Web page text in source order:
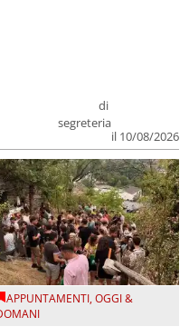
di
segreteria
il 10/08/2026
APPUNTAMENTI,OGGI &